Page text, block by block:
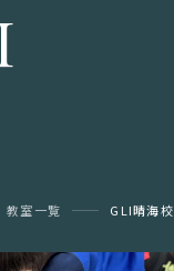
教室一覧 GLI晴海校